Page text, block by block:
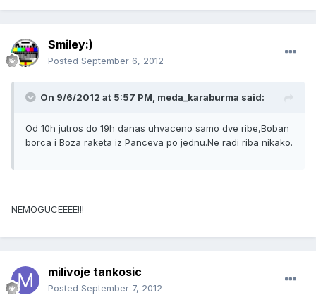
Smiley:)
Posted September 6, 2012
On 9/6/2012 at 5:57 PM, meda_karaburma said:
Od 10h jutros do 19h danas uhvaceno samo dve ribe,Boban
borca i Boza raketa iz Panceva po jednu.Ne radi riba nikako.
NEMOGUCEEEE!!!
milivoje tankosic
Posted September 7, 2012